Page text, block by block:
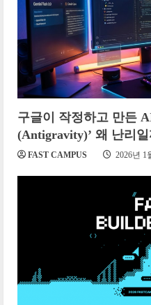
구글이 작정하고 만든
(Antigravity)’ 왜 난리
FAST CAMPUS 2026년 1